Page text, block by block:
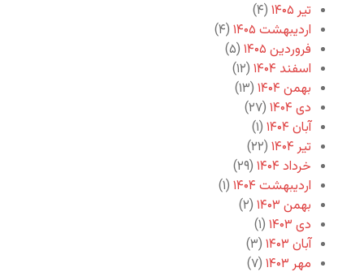
تیر ۱۴۰۵
(۴)
اردیبهشت ۱۴۰۵
(۴)
فروردین ۱۴۰۵
(۵)
اسفند ۱۴۰۴
(۱۲)
بهمن ۱۴۰۴
(۱۳)
دی ۱۴۰۴
(۲۷)
آبان ۱۴۰۴
(۱)
تیر ۱۴۰۴
(۲۲)
خرداد ۱۴۰۴
(۲۹)
اردیبهشت ۱۴۰۴
(۱)
بهمن ۱۴۰۳
(۲)
دی ۱۴۰۳
(۱)
آبان ۱۴۰۳
(۳)
مهر ۱۴۰۳
(۷)